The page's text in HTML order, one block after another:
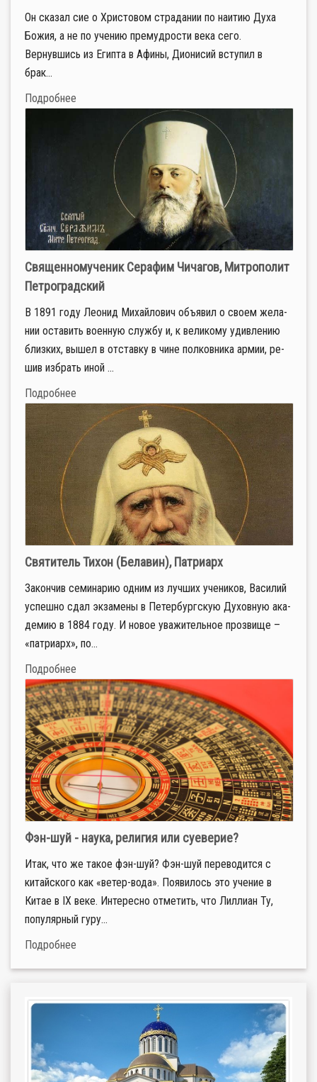
Он сказал сие о Христовом страдании по наитию Духа
Божия, а не по учению премудрости века сего.
Вернувшись из Египта в Афины, Дионисий вступил в
брак...
Подробнее
Священномученик Серафим Чичагов, Митрополит
Петроградский
В 1891 го­ду Лео­нид Ми­хай­ло­вич объ­явил о сво­ем же­ла­
нии оста­вить во­ен­ную служ­бу и, к ве­ли­ко­му удив­ле­нию
близ­ких, вы­шел в от­став­ку в чине пол­ков­ни­ка ар­мии, ре­
шив из­брать иной ...
Подробнее
Святитель Тихон (Белавин), Патриарх
За­кон­чив се­ми­на­рию од­ним из луч­ших уче­ни­ков, Ва­си­лий
успеш­но сдал эк­за­ме­ны в Пе­тер­бург­скую Ду­хов­ную ака­
де­мию в 1884 го­ду. И но­вое ува­жи­тель­ное про­зви­ще –
«пат­ри­арх», по­...
Подробнее
Фэн-шуй - наука, религия или суеверие?
Итак, что же такое фэн-шуй? Фэн-шуй переводится с
китайского как «ветер-вода». Появилось это учение в
Китае в IX веке. Интересно отметить, что Лиллиан Ту,
популярный гуру...
Подробнее